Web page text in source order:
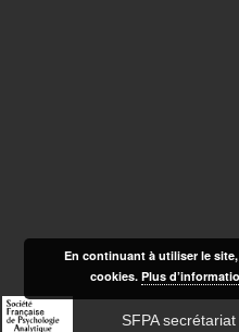
SFPA
En continuant à utiliser le
cookies.Plus